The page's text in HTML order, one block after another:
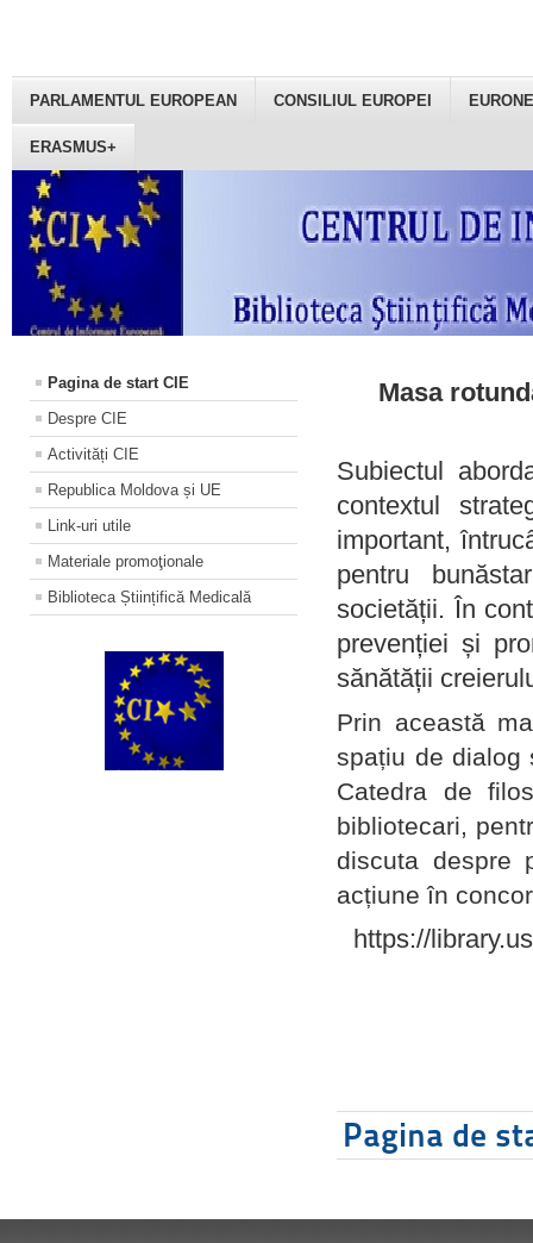
PARLAMENTUL EUROPEAN CONSILIUL EUROPEI
ERASMUS+
Pagina de start CIE
Despre CIE
Activități CIE
Republica Moldova și UE
Link-uri utile
Materiale promoţionale
Biblioteca Științifică Medicală
Masa
Subiectul
contextul
important,
pentru
societății. În
prevenției și
sănătății
Prin această
spațiu de dialog
Catedra de
bibliotecari,
discuta despre
acțiune în
https://
Pagina de